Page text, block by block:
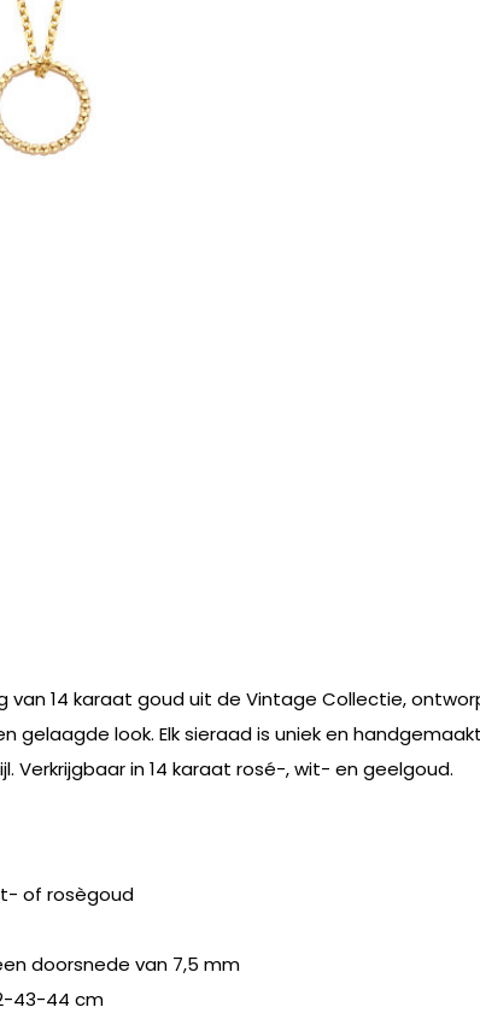
14 karaat goud uit de Vintage Collectie,
look. Elk sieraad is uniek en
Verkrijgbaar in 14 karaat rosé-, wit- en geelgoud.
of rosègoud
doorsnede van 7,5 mm
43-44 cm